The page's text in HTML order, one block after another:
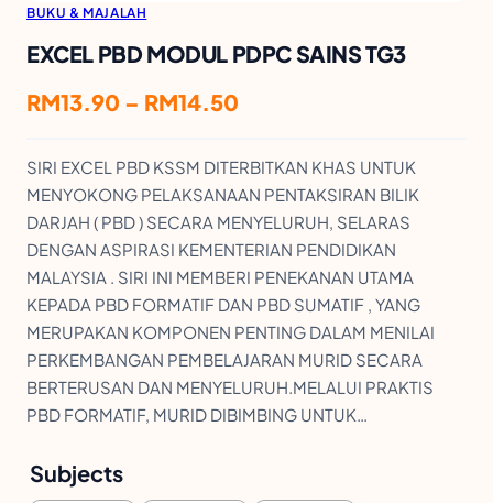
BUKU & MAJALAH
EXCEL PBD MODUL PDPC SAINS TG3
RM13.90 – RM14.50
i
c
e
r
a
n
g
e
SIRI EXCEL PBD KSSM DITERBITKAN KHAS UNTUK
MENYOKONG PELAKSANAAN PENTAKSIRAN BILIK
DARJAH ( PBD ) SECARA MENYELURUH, SELARAS
DENGAN ASPIRASI KEMENTERIAN PENDIDIKAN
MALAYSIA . SIRI INI MEMBERI PENEKANAN UTAMA
KEPADA PBD FORMATIF DAN PBD SUMATIF , YANG
MERUPAKAN KOMPONEN PENTING DALAM MENILAI
PERKEMBANGAN PEMBELAJARAN MURID SECARA
BERTERUSAN DAN MENYELURUH.MELALUI PRAKTIS
PBD FORMATIF, MURID DIBIMBING UNTUK…
Subjects